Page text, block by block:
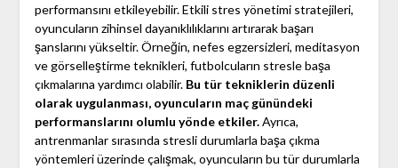
performansını etkileyebilir. Etkili stres yönetimi stratejileri,
oyuncuların zihinsel dayanıklılıklarını artırarak başarı
şanslarını yükseltir. Örneğin, nefes egzersizleri, meditasyon
ve görselleştirme teknikleri, futbolcuların stresle başa
çıkmalarına yardımcı olabilir. Bu tür tekniklerin düzenli
olarak uygulanması, oyuncuların maç günündeki
performanslarını olumlu yönde etkiler.Ayrıca,
antrenmanlar sırasında stresli durumlarla başa çıkma
yöntemleri üzerinde çalışmak, oyuncuların bu tür durumlarla